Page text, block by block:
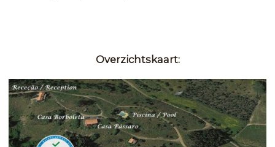
Overzichtskaart: